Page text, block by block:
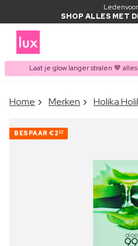
SHOP ALLES MET
Laat je glow langer stralen 🤎
ITEM
Home Merken Holika
BESPAAR €2 20